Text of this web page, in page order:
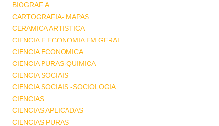
BIOGRAFIA
CARTOGRAFIA- MAPAS
CERAMICA ARTISTICA
CIENCIA E ECONOMIA EM GERAL
CIENCIA ECONOMICA
CIENCIA PURAS-QUIMICA
CIENCIA SOCIAIS
CIENCIA SOCIAIS -SOCIOLOGIA
CIENCIAS
CIENCIAS APLICADAS
CIENCIAS PURAS